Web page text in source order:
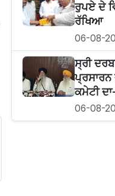
ਰੁਪਏ ਦੇ
ਰੱਖਿਆ
06-08-
ਸ੍ਰੀ
ਪ੍ਰਸਾਰਨ
ਕਮੇਟੀ
06-08-